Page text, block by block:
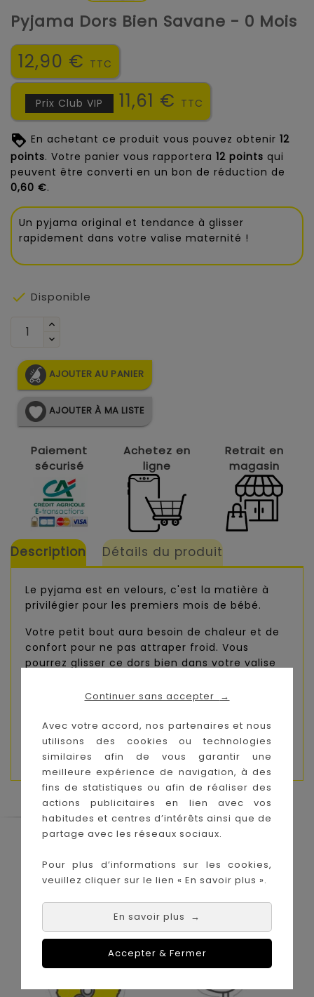
Continuer sans accepter →
Avec votre accord, nos partenaires et nous
utilisons des cookies ou technologies
similaires afin de vous garantir une
meilleure expérience de navigation, à des
fins de statistiques ou afin de réaliser des
actions publicitaires en lien avec vos
habitudes et centres d’intérêts ainsi que de
partage avec les réseaux sociaux.
Pour plus d’informations sur les cookies,
veuillez cliquer sur le lien « En savoir plus ».
En savoir plus →
Accepter & Fermer
Pyjama Dors Bien Savane - 0 Mois
12,90 € TTC
Prix Club VIP 11,61 € TTC
En achetant ce produit vous pouvez obtenir 12
points. Votre panier vous rapportera 12 points qui
peuvent être converti en un bon de réduction de
0,60 €.
Un pyjama original et tendance à glisser
rapidement dans votre valise maternité !
 Disponible
AJOUTER AU PANIER
AJOUTER À MA LISTE
Paiement
sécurisé
Achetez en
ligne
Retrait en
magasin
Description Détails du produit
Le pyjama est en velours, c'est la matière à
privilégier pour les premiers mois de bébé.
Votre petit bout aura besoin de chaleur et de
confort pour ne pas attraper froid. Vous
pourrez glisser ce dors bien dans votre valise
gaieté le jour J.
Composition : 75% coton et 25% polyester
Taille :1 mois
Le Coin des Petits propose les plus
meilleurs prix sur l'île de la Réunion !
Nos magasins à
La Réunion :
Achat en ligne :